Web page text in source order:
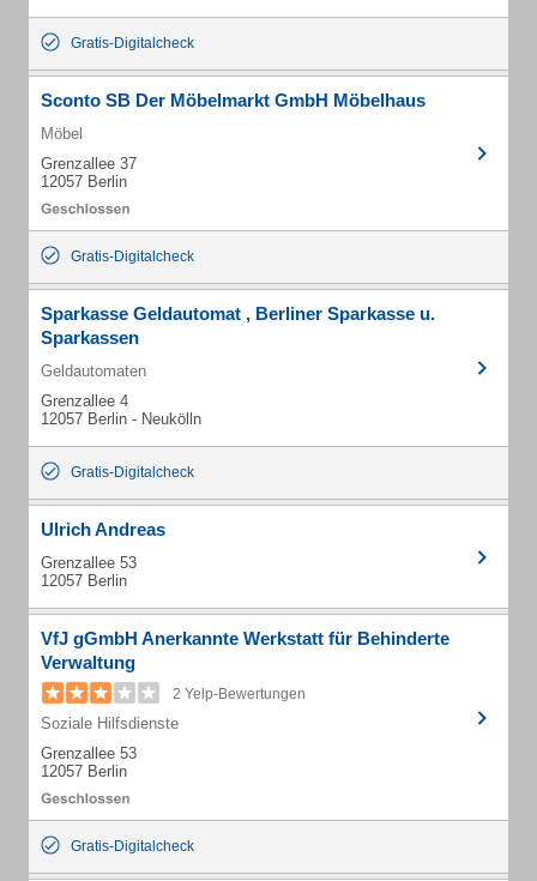
Gratis-Digitalcheck
Sconto SB Der Möbelmarkt GmbH Möbelhaus
Möbel
Grenzallee 37
12057 Berlin
Gratis-Digitalcheck
Sparkasse Geldautomat , Berliner Sparkasse u.
Sparkassen
Geldautomaten
Grenzallee 4
12057 Berlin - Neukölln
Gratis-Digitalcheck
Ulrich Andreas
Grenzallee 53
12057 Berlin
VfJ gGmbH Anerkannte Werkstatt für Behinderte
Verwaltung
2 Yelp-Bewertungen
Soziale Hilfsdienste
Grenzallee 53
12057 Berlin
Gratis-Digitalcheck